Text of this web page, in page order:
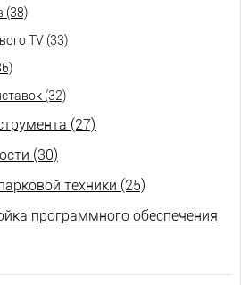
(38)
TV (33)
(32)
(27)
(30)
техники (25)
программного обеспечения